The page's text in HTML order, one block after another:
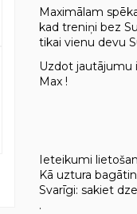
Maximālam
kad treniņi bez
tikai vienu devu
Uzdot jautājumu
Max !
Ieteikumi
Kā uztura
Svarīgi: sakiet
.